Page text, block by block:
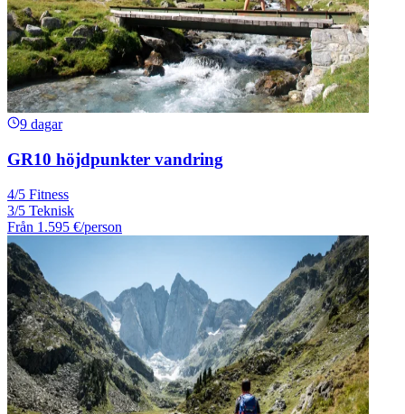
9 dagar
GR10 höjdpunkter vandring
4/5 Fitness
3/5 Teknisk
Från 1.595 €/person